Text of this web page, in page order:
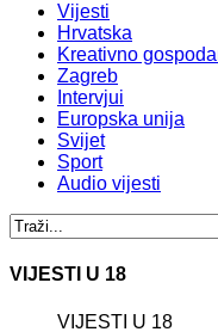
Vijesti
Hrvatska
Kreativno
Zagreb
Intervjui
Europska unija
Svijet
Sport
Audio vijesti
VIJESTI U 18
VIJESTI U 18